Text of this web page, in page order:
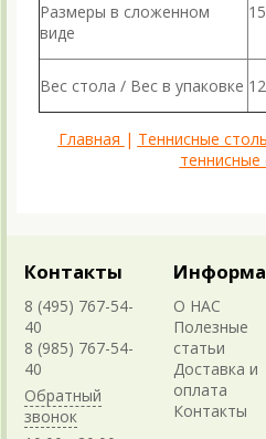
Размеры в сложенном
виде
Вес стола / Вес в упаковке
Главная | Теннисные
теннисные
Контакты
8 (495) 767-54-
40
8 (985) 767-54-
40
Обратный
звонок
О НАС
Полезные
статьи
Доставка и
оплата
Контакты